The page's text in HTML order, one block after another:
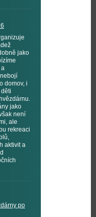
jako
a
domov, i
jako
není
ale
rekreaci
aktivit a
po